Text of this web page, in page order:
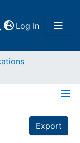
Log In(current)
Export